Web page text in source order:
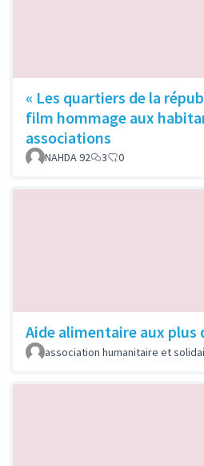
« Les quartiers de la
film hommage aux
associations
NAHDA 92 3 0
Aide alimentaire aux plus
association humanitaire et